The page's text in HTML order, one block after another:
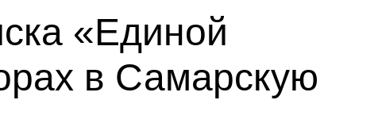
«Единой
в Самарскую